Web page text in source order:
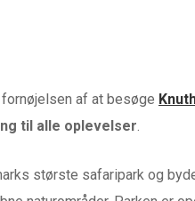
af at besøge
til alle oplevelser.
største safaripark og